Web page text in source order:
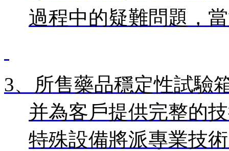
過程中的疑難問題，
3、 所售藥品穩定性試驗
并為客戶提供完整的
特殊設備將派專業技